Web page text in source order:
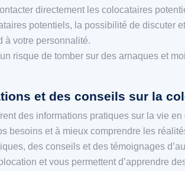
directement les colocataires
potentiels, la possibilité de discuter
à votre personnalité.
risque de tomber sur des arnaques et
et des conseils sur la
des informations pratiques sur la vie
besoins et à mieux comprendre les
des conseils et des témoignages
et vous permettent d’apprendre